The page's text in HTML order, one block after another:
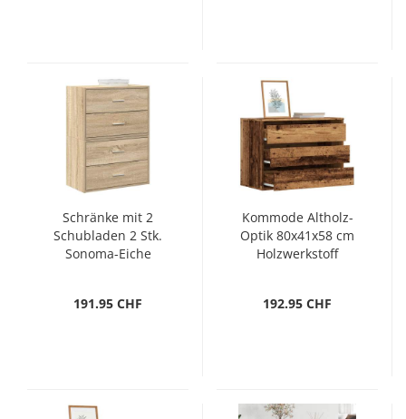
Schränke mit 2
Schubladen 2 Stk.
Sonoma-Eiche
191.95 CHF
Kommode Altholz-
Optik 80x41x58 cm
Holzwerkstoff
192.95 CHF